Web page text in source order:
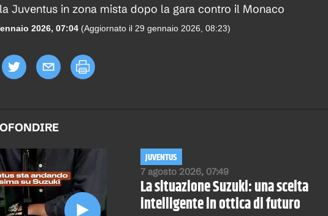
Juventus in zona mista dopo la gara contro il Monaco
2026, 07:04 (Aggiornato il 29 gennaio 2026, 08:23)
7 agosto 2026, 07:49
JUVENTUS
La situazione Suzuki: una scelta
intelligente in ottica di futuro